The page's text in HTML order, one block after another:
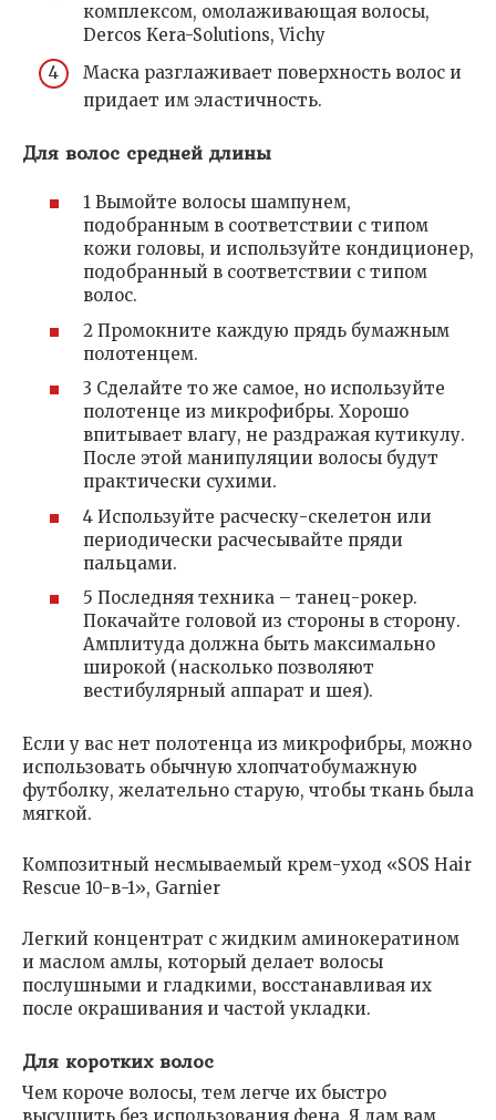
комплексом, омолаживающая волосы,
Dercos Kera-Solutions, Vichy
Маска разглаживает поверхность волос и
придает им эластичность.
Для волос средней длины
1 Вымойте волосы шампунем,
подобранным в соответствии с типом
кожи головы, и используйте кондиционер,
подобранный в соответствии с типом
волос.
2 Промокните каждую прядь бумажным
полотенцем.
3 Сделайте то же самое, но используйте
полотенце из микрофибры. Хорошо
впитывает влагу, не раздражая кутикулу.
После этой манипуляции волосы будут
практически сухими.
4 Используйте расческу-скелетон или
периодически расчесывайте пряди
пальцами.
5 Последняя техника – танец-рокер.
Покачайте головой из стороны в сторону.
Амплитуда должна быть максимально
широкой (насколько позволяют
вестибулярный аппарат и шея).
Если у вас нет полотенца из микрофибры, можно
использовать обычную хлопчатобумажную
футболку, желательно старую, чтобы ткань была
мягкой.
Композитный несмываемый крем-уход «SOS Hair
Rescue 10-в-1», Garnier
Легкий концентрат с жидким аминокератином
и маслом амлы, который делает волосы
послушными и гладкими, восстанавливая их
после окрашивания и частой укладки.
Для коротких волос
Чем короче волосы, тем легче их быстро